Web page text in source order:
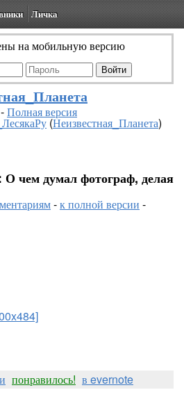
Личка
на мобильную версию
-Полная версия
(Неизвестная_Планета)
О чем думал фотограф, делая
-к полной версии -
понравилось! в evernote